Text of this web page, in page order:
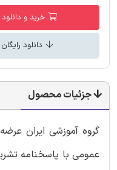
خرید و
دانلود
جزئیات محصول
گروه آموزشی ایران
عمومی با پاسخنامه